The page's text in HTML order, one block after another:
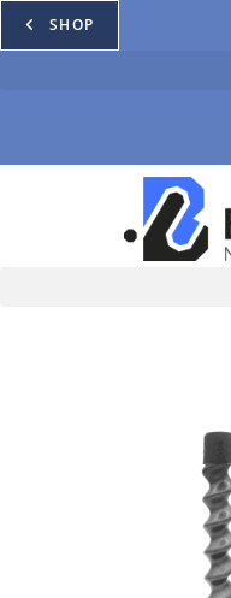
SHOP